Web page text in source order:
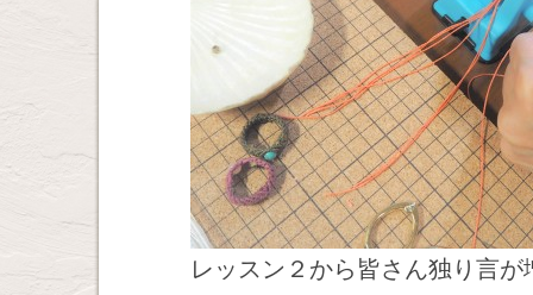
レッスン２から皆さん独り言